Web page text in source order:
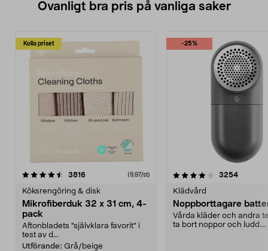
Ovanligt bra pris på vanliga saker
Kolla priset
3816recensioner (9,97/st)
Köksrengöring & disk
Mikrofiberduk 32 x 31 cm, 4-
pack
Aftonbladets "självklara favorit” i
test av d...
Utförande: Grå/beige
-25%
4.0av 5 stjärnor 3254
Klädvård
Noppborttagare
Vårda kläder och andra
ta bort noppor och ludd.
4.5av 5 stjärnor